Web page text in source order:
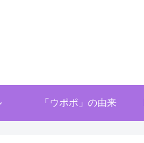
「ウポポ」の由来